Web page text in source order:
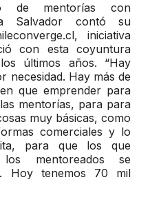
de mentorías con
Salvador contó su
iniciativa
con esta coyuntura
últimos años. “Hay
necesidad. Hay más de
que emprender para
mentorías, para para
muy básicas, como
comerciales y lo
para que los que
mentoreados se
Hoy tenemos 70 mil